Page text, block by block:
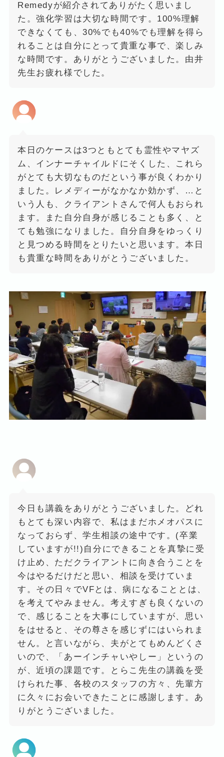
Remedyが紹介されてありがたく思いまし
た。強化学習は大切な時間です。100%理解
できなくても、30%でも40%でも理解を得ら
れることは自分にとって貴重な事で、楽しみ
な時間です。ありがとうございました。由井
先生お疲れ様でした。
本日のケースは3つともとても霊性やマヤズ
ム、インナーチャイルドにそくした、これら
がとても大切なものだという事が良くわかり
ました。レメディーがなかなか効かず、…と
いう人も、クライアントさんで何人もおられ
ます。また自分自身が感じることも多く、と
ても勉強になりました。自分自身をゆっくり
と見つめる時間をとりたいと思います。本日
も貴重な時間をありがとうございました。
今日も講義をありがとうございました。どれ
もとても深い内容で、私はまだホメオパスに
なっておらず、学生相談の途中です。(卒業
していますが!!)自分にできることを真摯に受
け止め、ただクライアントに向き合うことを
今はやるだけだと思い、相談を受けていま
す。その日々でVFとは、病になることとは、
を考えてやみません。考えすぎも良くないの
で、感じることを大事にしていますが、思い
をはせると、その尊さを感じずにはいられま
せん。と言いながら、夫がとてもめんどくさ
いので、「あーインチャいやしー」というの
が、近頃の課題です。とらこ先生の講義を受
けられた事、各校のスタッフの方々、先輩方
に久々にお会いできたことに感謝します。あ
りがとうございました。